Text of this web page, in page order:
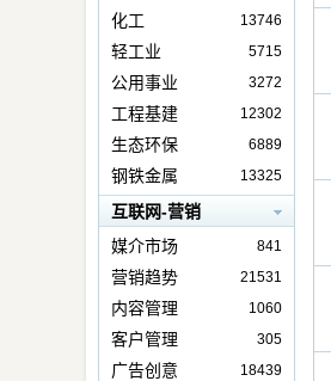
化工 13746
轻工业 5715
公用事业 3272
工程基建 12302
生态环保 6889
钢铁金属 13325
互联网-营销
媒介市场
841
营销趋势 21531
内容管理 1060
客户管理 305
广告创意 18439